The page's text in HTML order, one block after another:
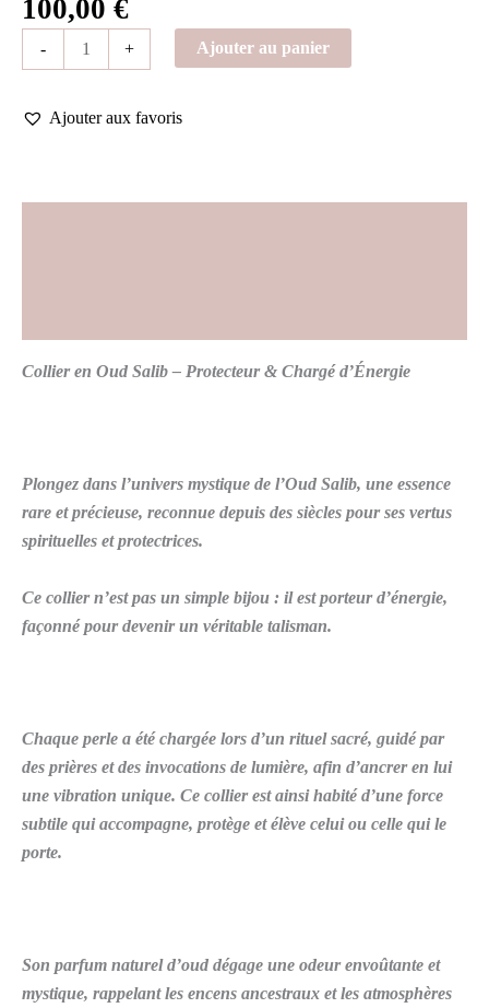
100,00 €
- + Ajouter au panier
Ajouter aux favoris
Collier en Oud Salib – Protecteur & Chargé d’Énergie
Plongez dans l’univers mystique de l’Oud Salib, une essence
rare et précieuse, reconnue depuis des siècles pour ses vertus
spirituelles et protectrices.
Ce collier n’est pas un simple bijou : il est porteur d’énergie,
façonné pour devenir un véritable talisman.
Chaque perle a été chargée lors d’un rituel sacré, guidé par
des prières et des invocations de lumière, afin d’ancrer en lui
une vibration unique. Ce collier est ainsi habité d’une force
subtile qui accompagne, protège et élève celui ou celle qui le
porte.
Son parfum naturel d’oud dégage une odeur envoûtante et
mystique, rappelant les encens ancestraux et les atmosphères